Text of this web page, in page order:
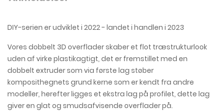
DIY-serien er udviklet i 2022 - landet i handlen i 2023
Vores dobbelt 3D overflader skaber et flot træstrukturlook
uden af virke plastikagtigt, det er fremstillet med en
dobbelt extruder som via første lag støber
komposithegnets grund kerne som er kendt fra andre
modeller, herefter ligges et ekstra lag på profilet, dette lag
giver en glat og smudsafvisende overflader på.